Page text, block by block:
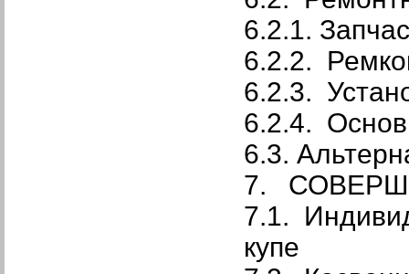
6.2.1.
6.2.2.
6.2.3.
6.2.4.
6.3.
7.
7.1.
купе